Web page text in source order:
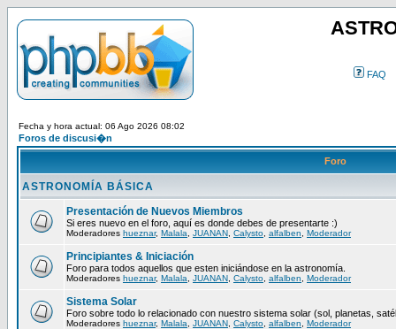
FAQ
Fecha y hora actual: 06 Ago 2026 08:02
Foros de discusi�n
Foro
ASTRONOMÍA BÁSICA
Presentación de Nuevos Miembros
Si eres nuevo en el foro, aquí es donde debes de presentarte :)
Moderadores hueznar, Malala JUANAN Calysto alfalben Moderador
Principiantes & Iniciación
Foro para todos aquellos que esten iniciándose en la astronomía.
Moderadores hueznar, Malala JUANAN Calysto alfalben Moderador
Sistema Solar
Foro sobre todo lo relacionado con nuestro sistema solar (sol, planetas,
Moderadores hueznar, Malala JUANAN Calysto alfalben Moderador